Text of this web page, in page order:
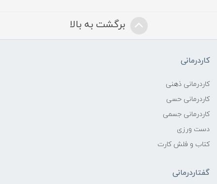
برگشت به بالا
کاردرمانی
کاردرمانی ذهنی
کاردرمانی حسی
کاردرمانی جسمی
دست ورزی
کتاب و فلش کارت
گفتاردرمانی